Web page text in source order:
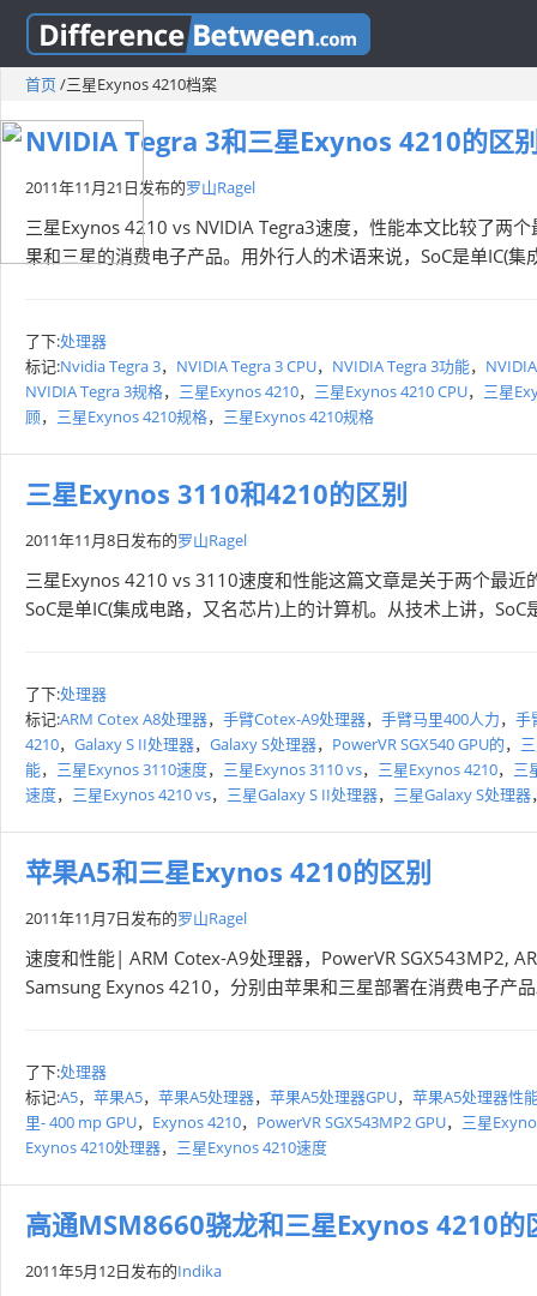
首页/三星Exynos 4210档案
NVIDIA Tegra 3和三星Exynos 4210的区
2011年11月21日发布的罗山Ragel
三星Exynos 4210 vs NVIDIA Tegra3速度，性能本文比较了两
果和三星的消费电子产品。用外行人的术语来说，SoC是单IC(
了下:处理器
标记:Nvidia Tegra 3， NVIDIA Tegra 3 CPU， NVIDIA Tegra 3功能，
NVIDIA Tegra 3规格， 三星Exynos 4210， 三星Exynos 4210 CPU， 三星
顾， 三星Exynos 4210规格， 三星Exynos 4210规格
三星Exynos 3110和4210的区别
2011年11月8日发布的罗山Ragel
三星Exynos 4210 vs 3110速度和性能这篇文章是关于两个最
SoC是单IC(集成电路，又名芯片)上的计算机。从技术上讲，
了下:处理器
标记:ARM Cotex A8处理器， 手臂Cotex-A9处理器， 手臂马里400人力， 手
4210， Galaxy S II处理器， Galaxy S处理器， PowerVR SGX540 GPU的，
能， 三星Exynos 3110速度， 三星Exynos 3110 vs， 三星Exynos 4210， 三
速度， 三星Exynos 4210 vs， 三星Galaxy S II处理器， 三星Galaxy S处理器
苹果A5和三星Exynos 4210的区别
2011年11月7日发布的罗山Ragel
速度和性能| ARM Cotex-A9处理器，PowerVR SGX543MP2,
Samsung Exynos 4210，分别由苹果和三星部署在消费电子产
了下:处理器
标记:A5， 苹果A5， 苹果A5处理器， 苹果A5处理器GPU， 苹果A5处理器性
里- 400 mp GPU， Exynos 4210， PowerVR SGX543MP2 GPU， 三星
Exynos 4210处理器， 三星Exynos 4210速度
高通MSM8660骁龙和三星Exynos 4210的
2011年5月12日发布的Indika